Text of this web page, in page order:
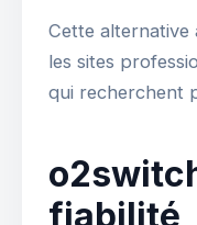
Cette alternative
les sites
qui recherchent
fiabilité